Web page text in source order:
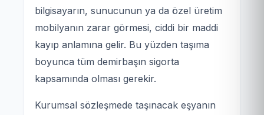
bilgisayarın, sunucunun ya da özel üretim
mobilyanın zarar görmesi, ciddi bir maddi
kayıp anlamına gelir. Bu yüzden taşıma
boyunca tüm demirbaşın sigorta
kapsamında olması gerekir.
Kurumsal sözleşmede taşınacak eşyanın